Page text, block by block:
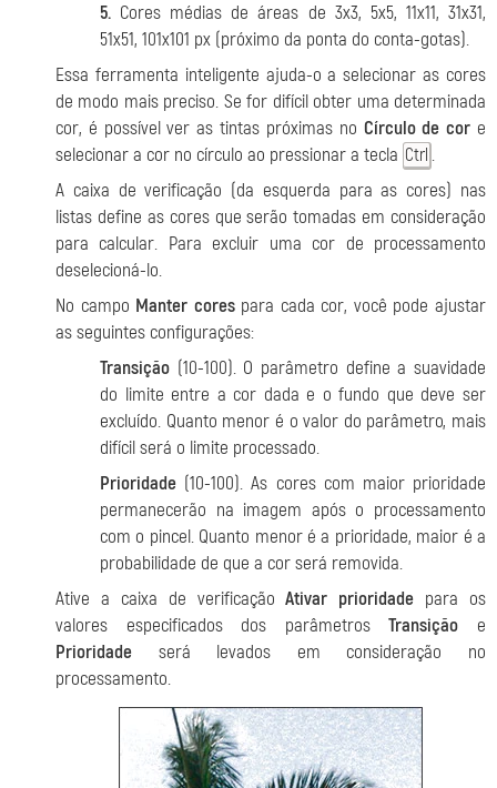
5. Cores médias de áreas de 3x3, 5x5, 11x11, 31x31,
51x51, 101x101 px (próximo da ponta do conta-gotas).
Essa ferramenta inteligente ajuda-o a selecionar as cores
de modo mais preciso. Se for difícil obter uma determinada
cor, é possível ver as tintas próximas no Círculo de cor e
selecionar a cor no círculo ao pressionar a tecla Ctrl .
A caixa de verificação (da esquerda para as cores) nas
listas define as cores que serão tomadas em consideração
para calcular. Para excluir uma cor de processamento
deselecioná-lo.
No campo Manter corespara cada cor, você pode ajustar
as seguintes configurações:
Transição (10-100). O parâmetro define a suavidade
do limite entre a cor dada e o fundo que deve ser
excluído. Quanto menor é o valor do parâmetro, mais
difícil será o limite processado.
Prioridade (10-100). As cores com maior prioridade
permanecerão na imagem após o processamento
com o pincel. Quanto menor é a prioridade, maior é a
probabilidade de que a cor será removida.
Ative a caixa de verificaçãoAtivar prioridade para os
valores especificados dos parâmetrosTransição e
Prioridade será levados em consideração no
processamento.